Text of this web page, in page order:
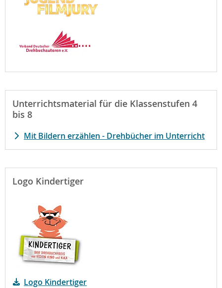
Unterrichtsmaterial für die Klassenstufen 4
bis 8
Mit Bildern erzählen - Drehbücher im Unterricht
Logo Kindertiger
Logo Kindertiger